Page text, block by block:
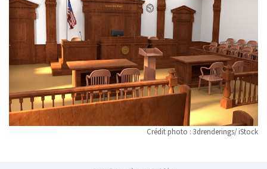
Crédit photo : 3drenderings/ iStock